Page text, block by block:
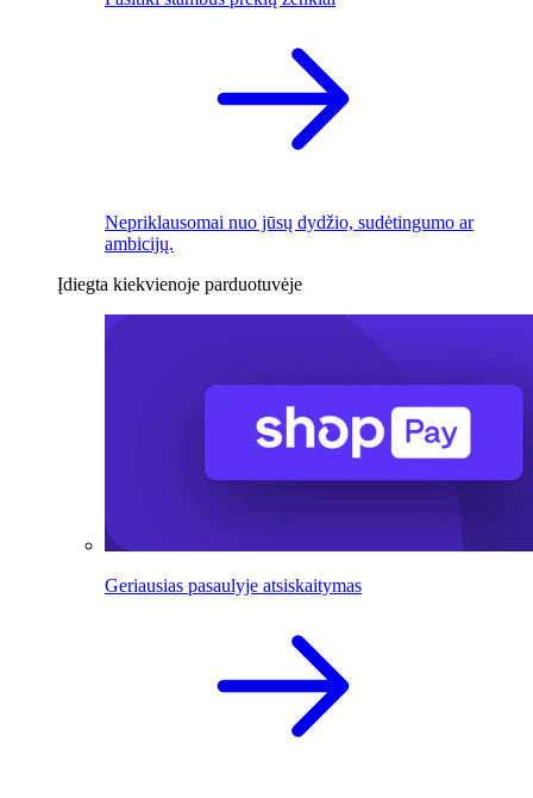
Nepriklausomai nuo jūsų dydžio, sudėtingumo ar
ambicijų.
Įdiegta kiekvienoje parduotuvėje
Geriausias pasaulyje atsiskaitymas